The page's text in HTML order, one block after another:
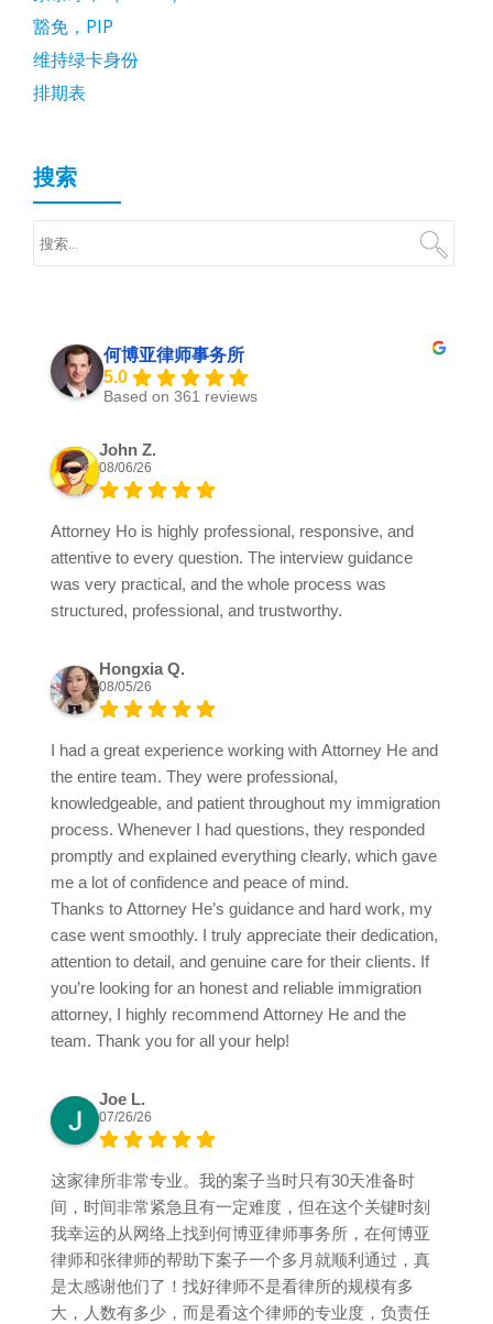
豁免，PIP
维持绿卡身份
排期表
搜索
何博亚律师事务所
5.0
Based on 361 reviews
John Z.
08/06/26
Attorney Ho is highly professional, responsive, and
attentive to every question. The interview guidance
was very practical, and the whole process was
structured, professional, and trustworthy.
Hongxia Q.
08/05/26
I had a great experience working with Attorney He and
the entire team. They were professional,
knowledgeable, and patient throughout my immigration
process. Whenever I had questions, they responded
promptly and explained everything clearly, which gave
me a lot of confidence and peace of mind.
Thanks to Attorney He’s guidance and hard work, my
case went smoothly. I truly appreciate their dedication,
attention to detail, and genuine care for their clients. If
you’re looking for an honest and reliable immigration
attorney, I highly recommend Attorney He and the
team. Thank you for all your help!
Joe L.
07/26/26
这家律所非常专业。我的案子当时只有30天准备时
间，时间非常紧急且有一定难度，但在这个关键时刻
我幸运的从网络上找到何博亚律师事务所，在何博亚
律师和张律师的帮助下案子一个多月就顺利通过，真
是太感谢他们了！找好律师不是看律所的规模有多
大，人数有多少，而是看这个律师的专业度，负责任